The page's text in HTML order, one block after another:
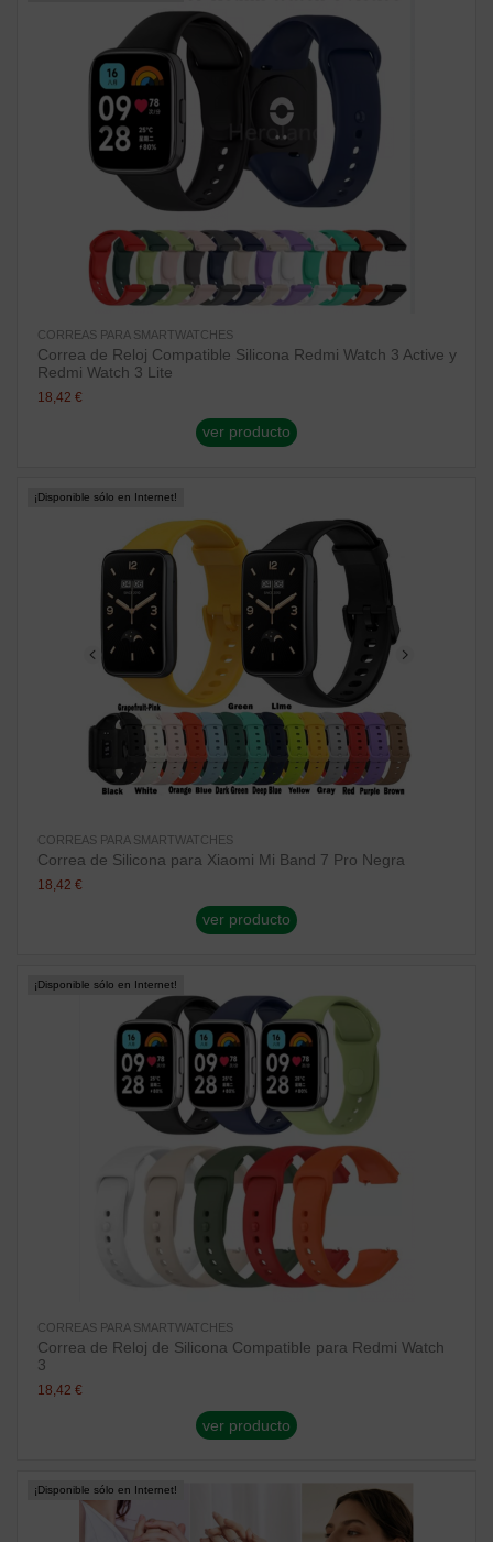
CORREAS PARA SMARTWATCHES
Correa de Reloj Compatible Silicona Redmi Watch 3 Active y
Redmi Watch 3 Lite
18,42 €
ver producto
¡Disponible sólo en Internet!
CORREAS PARA SMARTWATCHES
Correa de Silicona para Xiaomi Mi Band 7 Pro Negra
18,42 €
ver producto
¡Disponible sólo en Internet!
CORREAS PARA SMARTWATCHES
Correa de Reloj de Silicona Compatible para Redmi Watch
3
18,42 €
ver producto
¡Disponible sólo en Internet!